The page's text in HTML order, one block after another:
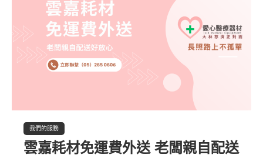
我們的服務
雲嘉耗材免運費外送 老闆親自配送